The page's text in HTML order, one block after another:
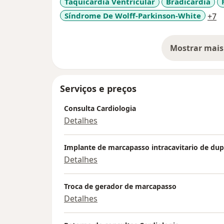
implantes de dispositivos cardíacos
desfibriladores e ressincronizadores
realizando procedimentos
consultório no Instituto de Arritmia
Síndrome De Wolff-Parkinson-White
+7
Mostrar
Serviços e preços
Consulta Cardiologia
Detalhes
Implante de marcapasso intracavitario de
Detalhes
Troca de gerador de marcapasso
Detalhes